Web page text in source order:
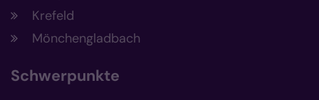
Krefeld
Mönchengladbach
Schwerpunkte